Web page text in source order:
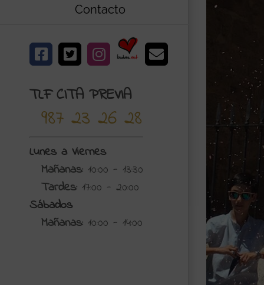
Contacto
Facebook
X Instagram
Bodas.net
Correo
TLF CITA PREVIA
987 23 26 28
Lunes a Viernes
Mañanas: 10:00 - 13:30
Tardes: 17:00 - 20:00
Sábados
Mañanas: 10:00 - 14:00